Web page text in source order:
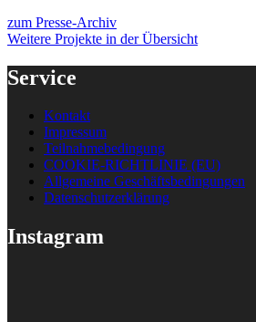
zum Presse-Archiv
Weitere Projekte in der Übersicht
Service
Kontakt
Impressum
Teilnahmebedingung
COOKIE-RICHTLINIE (EU)
Allgemeine Geschäftsbedingungen
Datenschutzerklärung
Instagram